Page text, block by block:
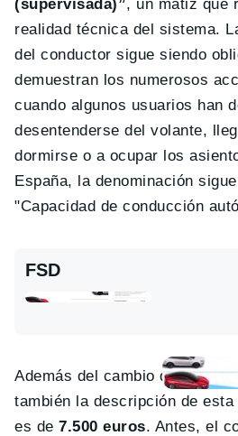
(supervisada)”, un matiz que
realidad técnica del sistema.
del conductor sigue siendo
demuestran los numerosos
cuando algunos usuarios han
desentenderse del volante,
dormirse o a ocupar los
España, la denominación
"Capacidad de conducción
FSD
Además del cambio de
también la descripción de
es de7.500 euros. Antes, el